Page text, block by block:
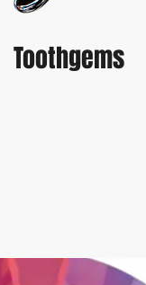
Toothgems